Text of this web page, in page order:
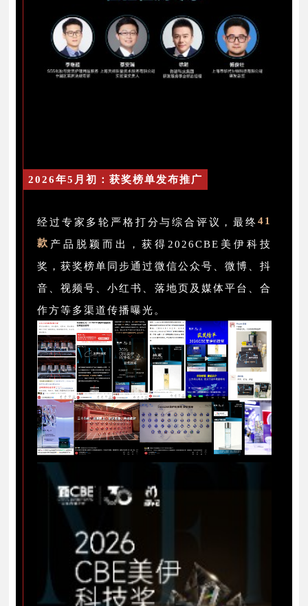
2026年5月初：获奖榜单发布推广
经过专家多轮严格打分与综合评议，最终41
款 产品脱颖而出，获得2026CBE美伊科技
奖，获奖榜单同步通过微信公众号、微博、抖
音、视频号、小红书、落地页及媒体平台、合
作方等多渠道传播曝光。